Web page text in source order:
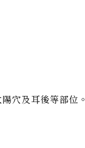
穴及耳後等部位。